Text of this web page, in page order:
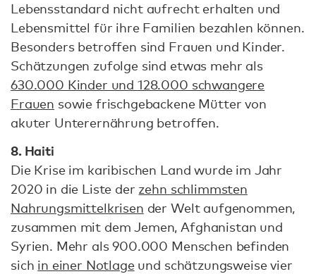
Lebensstandard nicht aufrecht erhalten und
Lebensmittel für ihre Familien bezahlen können.
Besonders betroffen sind Frauen und Kinder.
Schätzungen zufolge sind etwas mehr als
630.000 Kinder und 128.000 schwangere
Frauen sowie frischgebackene Mütter von
akuter Unterernährung betroffen.
8. Haiti
Die Krise im karibischen Land wurde im Jahr
2020 in die Liste der zehn schlimmsten
Nahrungsmittelkrisen der Welt aufgenommen,
zusammen mit dem Jemen, Afghanistan und
Syrien. Mehr als 900.000 Menschen befinden
sich in einer Notlageund schätzungsweise vier